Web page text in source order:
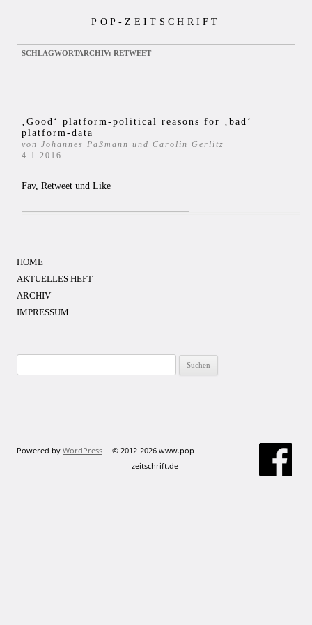
POP-ZEITSCHRIFT
SCHLAGWORTARCHIV: RETWEET
‚Good‘ platform-political reasons for ‚bad‘
platform-data
von Johannes Paßmann und Carolin Gerlitz
4.1.2016
Fav, Retweet und Like
HOME
AKTUELLES HEFT
ARCHIV
IMPRESSUM
nach:
Powered by WordPress
© 2012-2026 www.pop-
zeitschrift.de